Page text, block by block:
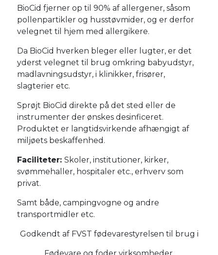
BioCid fjerner op til 90% af allergener, såsom
pollenpartikler og husstøvmider, og er derfor
velegnet til hjem med allergikere.
Da BioCid hverken bleger eller lugter, er det
yderst velegnet til brug omkring babyudstyr,
madlavningsudstyr, i klinikker, frisører,
slagterier etc.
Sprøjt BioCid direkte på det sted eller de
instrumenter der ønskes desinficeret.
Produktet er langtidsvirkende afhængigt af
miljøets beskaffenhed.
Faciliteter: Skoler, institutioner, kirker,
svømmehaller, hospitaler etc., erhverv som
privat.
Samt både, campingvogne og andre
transportmidler etc.
Godkendt af FVST fødevarestyrelsen til brug i